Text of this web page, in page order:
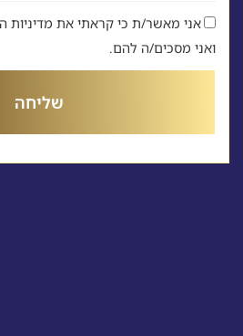
אני מאשר/ת כי קראתי את מדיניות
ואני מסכים/ה להם.
שליחה